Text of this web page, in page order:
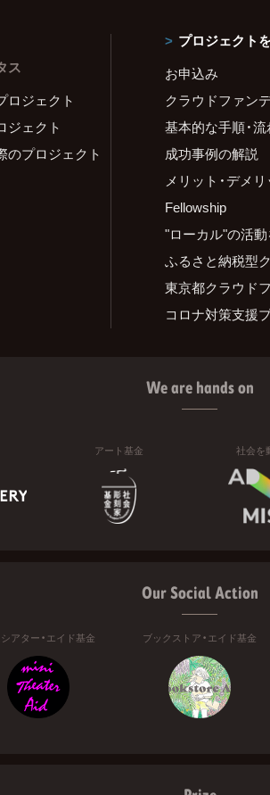
ス
ロジェクト
ジェクト
のプロジェクト
プロジェクト
お申込み
クラウドファン
基本的な手順・
成功事例の解説
メリット・デメリ
Fellowship
"ローカル"の活
ふるさと納税型
東京都クラウド
コロナ対策支援
We are hands on
アート基金 社会を
Our Social Action
アター・エイド基金 ブックストア・エイド基金